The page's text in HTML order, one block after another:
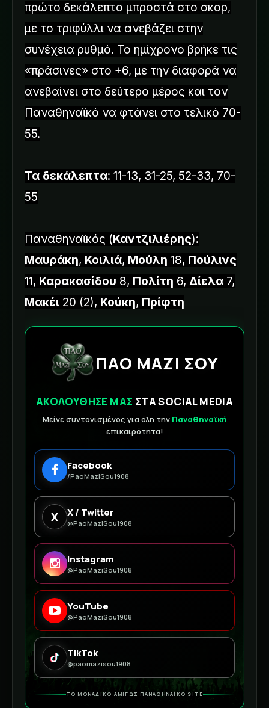
πρώτο δεκάλεπτο μπροστά στο σκορ,
με το τριφύλλι να ανεβάζει στην
συνέχεια ρυθμό. Το ημίχρονο βρήκε τις
«πράσινες» στο +6, με την διαφορά να
ανεβαίνει στο δεύτερο μέρος και τον
Παναθηναϊκό να φτάνει στο τελικό 70-
55.
Τα δεκάλεπτα: 11-13, 31-25, 52-33, 70-
55
Παναθηναϊκός (Καντζιλιέρης):
Μαυράκη, Κοιλιά, Μούλη 18, Πούλινς
11, Καρακασίδου 8, Πολίτη 6, Δίελα 7,
Μακέι 20 (2), Κούκη, Πρίφτη
ΠΑΟ ΜΑΖΙ ΣΟΥ
ΑΚΟΛΟΥΘΗΣΕ ΜΑΣ ΣΤΑ SOCIAL MEDIA
Μείνε συντονισμένος για όλη την Παναθηναϊκή
επικαιρότητα!
Facebook
/PaoMaziSou1908
X X / Twitter
@PaoMaziSou1908
Instagram
@PaoMaziSou1908
YouTube
@PaoMaziSou1908
TikTok
@paomazisou1908
ΤΟ ΜΟΝΑΔΙΚΟ ΑΜΙΓΩΣ ΠΑΝΑΘΗΝΑΪΚΟ SITE